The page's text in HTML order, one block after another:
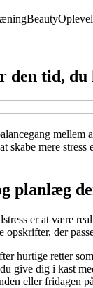
Beauty
tid, du
mellem
skabe mere
planlæg
er at være
der
hurtige retter
give dig i kast
eller fridagen